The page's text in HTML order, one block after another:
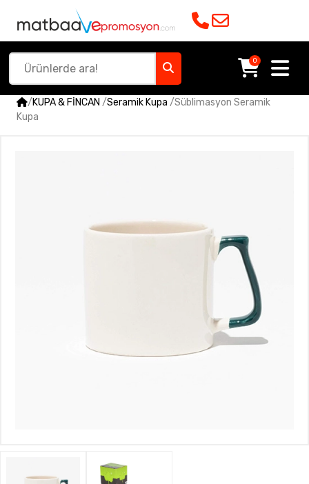
0
/KUPA & FİNCAN /Seramik Kupa /Süblimasyon Seramik
Kupa